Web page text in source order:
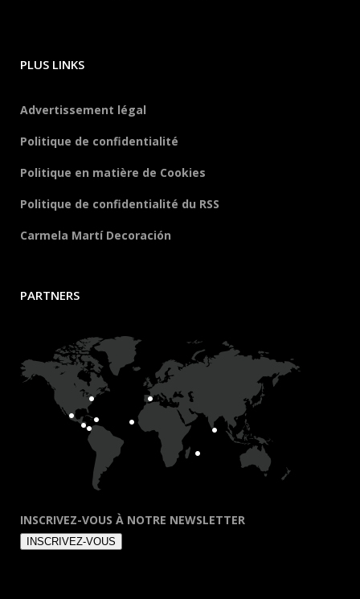
PLUS LINKS
Advertissement légal
Politique de confidentialité
Politique en matière de Cookies
Politique de confidentialité du RSS
Carmela Martí Decoración
PARTNERS
INSCRIVEZ-VOUS À NOTRE NEWSLETTER
INSCRIVEZ-VOUS